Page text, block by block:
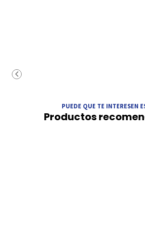
PUEDE QUE TE INTERESEN
Productos